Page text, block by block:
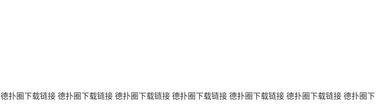
德扑圈下载链接 德扑圈下载链接 德扑圈下载链接 德扑圈下载链接 德扑圈下载链接 德扑圈下载链接 德扑圈下